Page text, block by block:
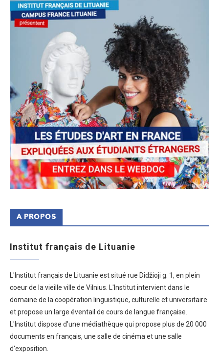
A PROPOS
Institut français de Lituanie
L'Institut français de Lituanie est situé rue Didžioji g. 1, en plein
coeur de la vieille ville de Vilnius. L'Institut intervient dans le
domaine de la coopération linguistique, culturelle et universitaire
et propose un large éventail de cours de langue française.
L'Institut dispose d'une médiathèque qui propose plus de 20 000
documents en français, une salle de cinéma et une salle
d'exposition.